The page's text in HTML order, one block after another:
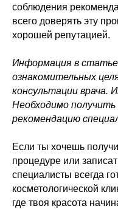
соблюдения
всего доверять эту
хорошей репутацией.
Информация в статье
ознакомительных
консультации врача.
Необходимо получить
рекомендацию
Если ты хочешь
процедуре или
специалисты всегда
косметологической
где твоя красота